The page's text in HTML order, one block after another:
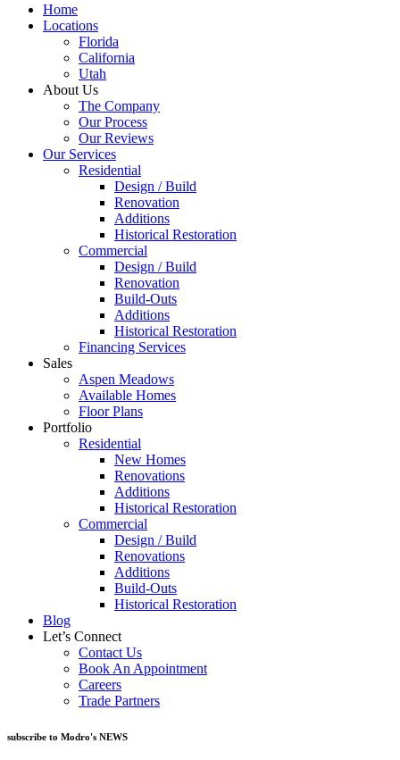
Home
Locations
Florida
California
Utah
About Us
The Company
Our Process
Our Reviews
Our Services
Residential
Design / Build
Renovation
Additions
Historical Restoration
Commercial
Design / Build
Renovation
Build-Outs
Additions
Historical Restoration
Financing Services
Sales
Aspen Meadows
Available Homes
Floor Plans
Portfolio
Residential
New Homes
Renovations
Additions
Historical Restoration
Commercial
Design / Build
Renovations
Additions
Build-Outs
Historical Restoration
Blog
Let’s Connect
Contact Us
Book An Appointment
Careers
Trade Partners
subscribe to Modro's NEWS